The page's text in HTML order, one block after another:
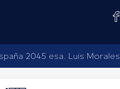
2045 esa. Luis Morales